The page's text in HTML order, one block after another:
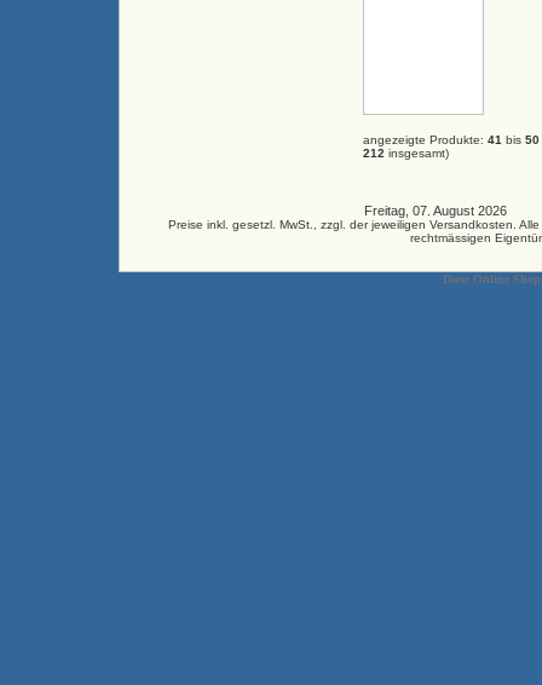
angezeigte Produkte: 41 bis 50
212 insgesamt)
Freitag, 07. August 2026
Preise inkl. gesetzl. MwSt., zzgl. der jeweiligen Versandkosten.
rechtmässigen
Diese Online